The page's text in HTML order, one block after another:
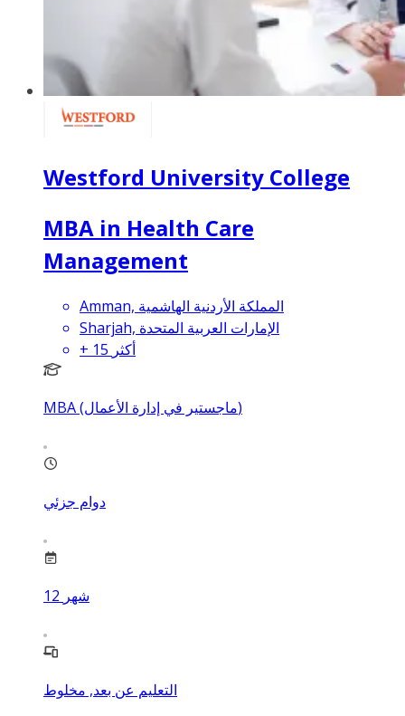
Westford University College
MBA in Health Care
Management
Amman, المملكة الأردنية الهاشمية
Sharjah, الإمارات العربية المتحدة
+ 15 أكثر
MBA (ماجستير في إدارة الأعمال)
دوام جزئي
12 شهر
التعليم عن بعد, مخلوط